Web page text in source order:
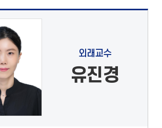
외래교수
유진경